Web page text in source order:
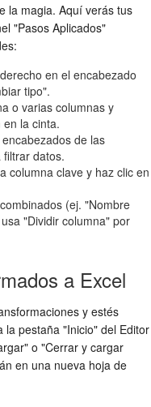
la magia. Aquí verás tus
"Pasos Aplicados"
en el encabezado
tipo".
o varias columnas y
la cinta.
de las
datos.
columna clave y haz clic en
(ej. "Nombre
"Dividir columna" por
a Excel
y estés
la pestaña "Inicio" del Editor
o "Cerrar y cargar
en una nueva hoja de